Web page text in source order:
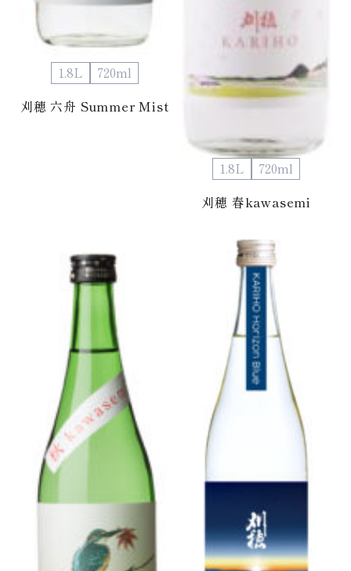
1.8L
720ml
刈穂 六舟 Summer Mist
1.8L
720ml
刈穂 春kawasemi